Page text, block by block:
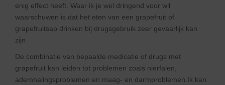
enig effect heeft. Waar ik je wel dringend voor wil
waarschuwen is dat het eten van een grapefruit of
grapefruitsap drinken bij drugsgebruik zeer gevaarlijk kan
zijn.
De combinatie van bepaalde medicatie of drugs met
grapefruit kan leiden tot problemen zoals nierfalen,
ademhalingsproblemen en maag- en darmproblemen.Ik kan